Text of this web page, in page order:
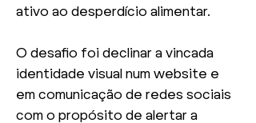
ativo ao desperdício alimentar.
O desafio foi declinar a vincada
identidade visual num website e
em comunicação de redes sociais
com o propósito de alertar a